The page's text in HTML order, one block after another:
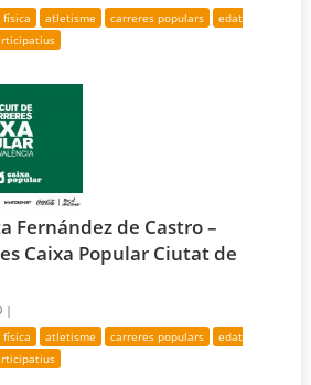
atletisme carreres populars
edat
Fernández de Castro –
Caixa Popular Ciutat de
|
atletisme carreres populars
edat